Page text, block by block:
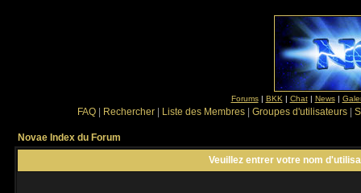
Forums| BKK | Chat| News|
FAQ Rechercher Liste des Membres Groupes d'utilisateurs
Novae Index du Forum
Veuillez entrer votre nom